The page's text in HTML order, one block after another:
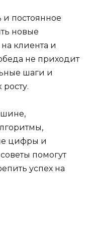
и постоянное
новые
клиента и
не приходит
шаги и
цифры и
помогут
успех на